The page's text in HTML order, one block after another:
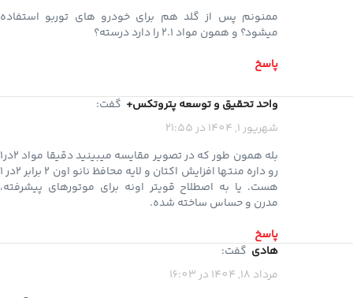
ممنونم پس از گلد هم برای خودرو های توربو استفاده
میشود؟ و همون مواد ۲.۱ را دارد درسته؟
پاسخ
واحد تحقیق و توسعه پتروتکس+ گفت:
شهریور 1, 1404 در 21:55
بله همون طور که در تصویر مقایسه میبینید دقیقا مواد 2در1
رو داره منتها افزایش اکتان و لایه محافظ نانو اون 2 برابر 2در 1
هست. یا به اصطلاح قویتر اونه برای موتورهای پیشرفته،
مدرن و حساس ساخته شده.
پاسخ
هادی گفت:
مرداد 18, 1404 در 16:03